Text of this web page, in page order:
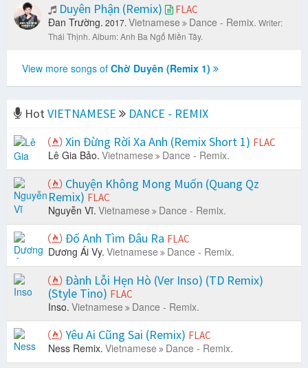
Duyên Phận (Remix) FLAC
Đan Trường. 2017. Vietnamese Dance - Remix. Writer:
Thái Thịnh. Album: Anh Ba Ngố Miền Tây.
View more songs of Chờ Duyên (Remix 1)
HotVIETNAMESE
DANCE - REMIX
Xin Đừng Rời Xa Anh (Remix Short 1) FLAC
Lê Gia Bảo. Vietnamese Dance - Remix.
Chuyện Không Mong Muốn (Quang Qz
Remix) FLAC
Nguyễn Vĩ. Vietnamese Dance - Remix.
Đố Anh Tìm Đâu Ra FLAC
Dương Ái Vy. Vietnamese Dance - Remix.
Đành Lỗi Hẹn Hò (Ver Inso) (TD Remix)
(Style Tino) FLAC
Inso. Vietnamese Dance - Remix.
Yêu Ai Cũng Sai (Remix) FLAC
Ness Remix. Vietnamese Dance - Remix.